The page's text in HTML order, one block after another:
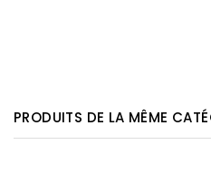
PRODUITS DE LA MÊME